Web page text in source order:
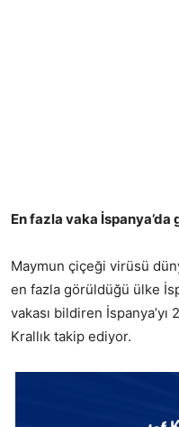
En fazla vaka İspanya’da
Maymun çiçeği virüsü
en fazla görüldüğü ülke
vakası bildiren
Krallık takip ediyor.